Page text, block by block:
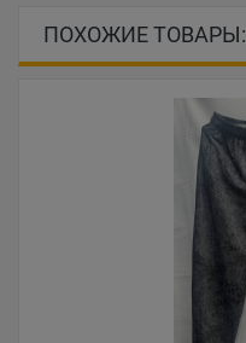
ПОХОЖИЕ ТОВАРЫ: